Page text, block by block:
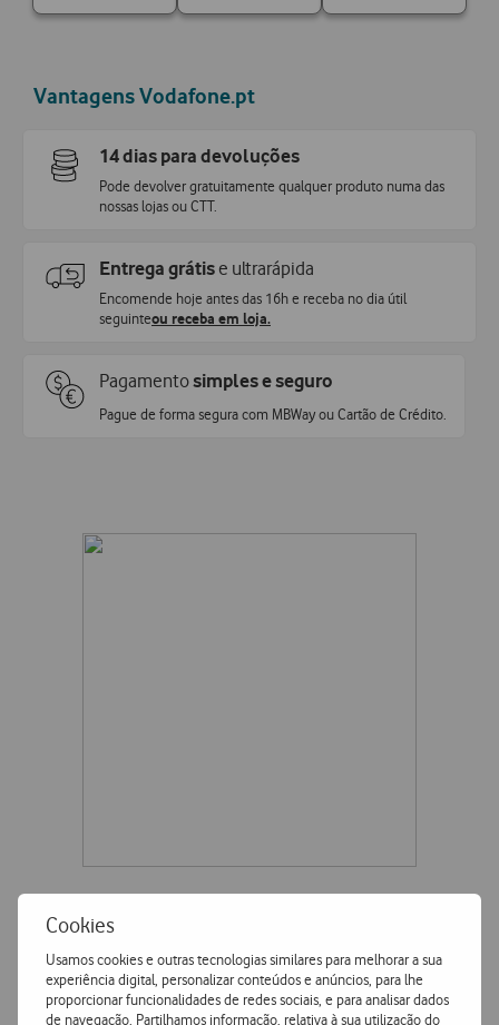
Cookies
Usamos cookies e outras tecnologias similares para melhorar a sua
experiência digital, personalizar conteúdos e anúncios, para lhe
proporcionar funcionalidades de redes sociais, e para analisar dados
de navegação. Partilhamos informação, relativa à sua utilização do
Vantagens Vodafone.pt
14 dias para devoluções
Pode devolver gratuitamente qualquer produto numa das
nossas lojas ou CTT.
Entrega grátis e ultrarápida
Encomende hoje antes das 16h e receba no dia útil
seguinteou receba em loja.
Pagamentosimples e seguro
Pague de forma segura com MBWay ou Cartão de Crédito.
Características
Accordeon
Mais Características